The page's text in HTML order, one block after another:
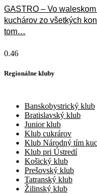
GASTRO – Vo
kuchárov zo všetkých
tom…
Regionálne kluby
Banskobystrický klub
Bratislavský klub
Junior klub
Klub cukrárov
Klub Národný tím
Klub pri Ústredí
Košický klub
Prešovský klub
Tatranský klub
Žilinský klub